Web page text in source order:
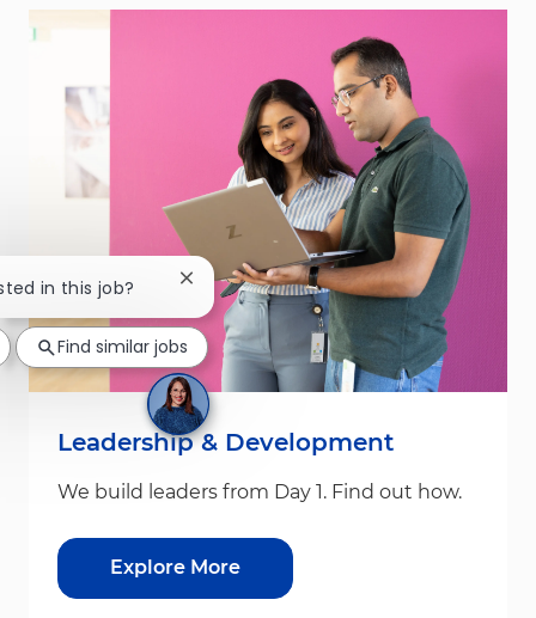
Leadership & Development
We build leaders from Day 1. Find out how.
Explore More
in this job? Close chatbot notification
Find similar jobs